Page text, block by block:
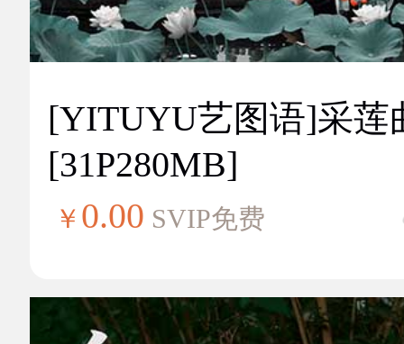
[YITUYU艺图语]采莲
[31P280MB]
￥ 0.00 SVIP免费